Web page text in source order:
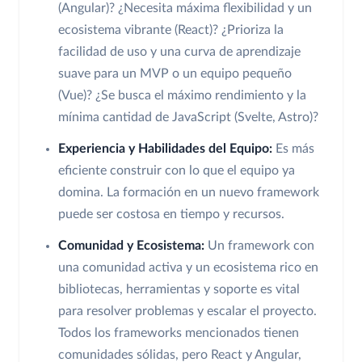
(Angular)? ¿Necesita máxima flexibilidad y un
ecosistema vibrante (React)? ¿Prioriza la
facilidad de uso y una curva de aprendizaje
suave para un MVP o un equipo pequeño
(Vue)? ¿Se busca el máximo rendimiento y la
mínima cantidad de JavaScript (Svelte, Astro)?
Experiencia y Habilidades del Equipo: Es más
eficiente construir con lo que el equipo ya
domina. La formación en un nuevo framework
puede ser costosa en tiempo y recursos.
Comunidad y Ecosistema: Un framework con
una comunidad activa y un ecosistema rico en
bibliotecas, herramientas y soporte es vital
para resolver problemas y escalar el proyecto.
Todos los frameworks mencionados tienen
comunidades sólidas, pero React y Angular,